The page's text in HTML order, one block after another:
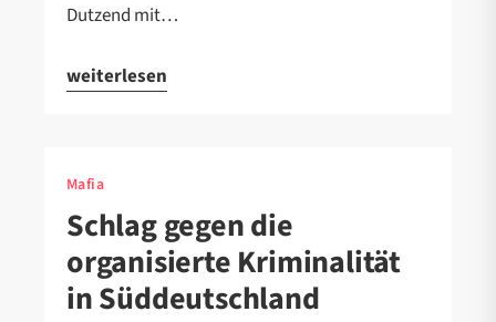
Dutzend mit…
weiterlesen
Mafia
Schlag gegen die
organisierte Kriminalität
in Süddeutschland